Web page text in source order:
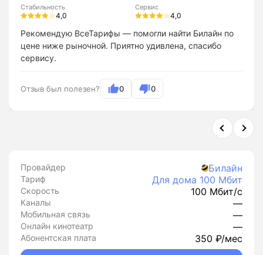
Стабильность
4,0
Сервис
4,0
Рекомендую ВсеТарифы — помогли найти Билайн по
цене ниже рыночной. Приятно удивлена, спасибо
сервису.
Отзыв был полезен? 0 0
Провайдер Билайн
Тариф Для дома 100 Мбит
Скорость 100 Мбит/с
Каналы —
Мобильная связь —
Онлайн кинотеатр —
Абонентская плата 350 ₽/мес